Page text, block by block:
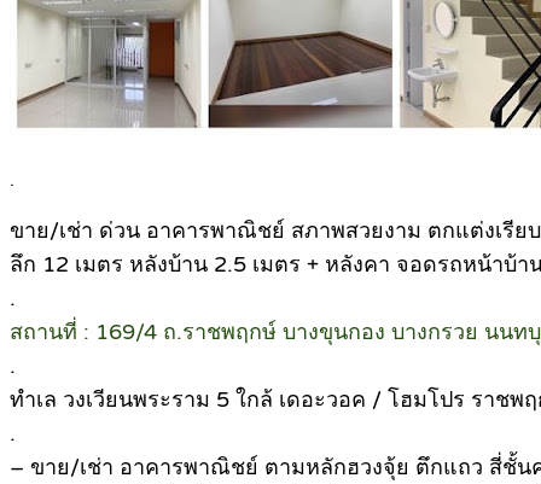
.
ขาย/เช่า ด่วน อาคารพาณิชย์ สภาพสวยงาม ตกแต่งเรีย
ลึก 12 เมตร หลังบ้าน 2.5 เมตร + หลังคา จอดรถหน้าบ้
.
สถานที่ : 169/4 ถ.ราชพฤกษ์ บางขุนกอง บางกรวย นนท
.
ทําเล วงเวียนพระราม 5 ใกล้ เดอะวอค / โฮมโปร ราช
.
– ขาย/เช่า อาคารพาณิชย์ ตามหลักฮวงจุ้ย ตึกแถว สี่ชั้น